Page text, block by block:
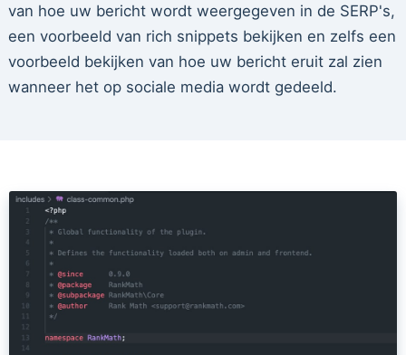
van hoe uw bericht wordt weergegeven in de SERP's,
een voorbeeld van rich snippets bekijken en zelfs een
voorbeeld bekijken van hoe uw bericht eruit zal zien
wanneer het op sociale media wordt gedeeld.